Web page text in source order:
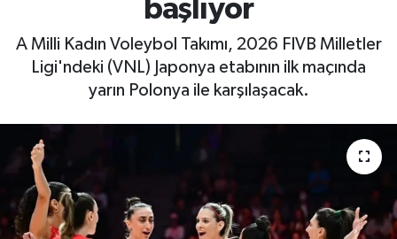
başlıyor
A Milli Kadın Voleybol Takımı, 2026 FIVB Milletler
Ligi'ndeki (VNL) Japonya etabının ilk maçında
yarın Polonya ile karşılaşacak.
Haberler
Müzik
Son Dakika Haberleri
Haber Arşivi